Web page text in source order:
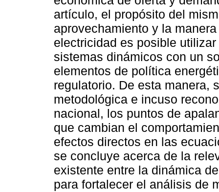
artículo, el propósito del
aprovechamiento y la
electricidad es posible
sistemas dinámicos con un
elementos de política
regulatorio. De esta manera,
metodológica e incuso
nacional, los puntos de
que cambian el
efectos directos en las
se concluye acerca de la
existente entre la dinámica
para fortalecer el análisis de